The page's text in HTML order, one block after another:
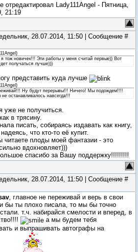
отредактировал Lady111Angel - Пятница,
21:19
28.07.2014, 11:50 | Сообщение #
)
тож новичек!!! Эти работы у меня считай первые)) Вот
получаться лучше)))
представить куда лучше
)
Ну будут перерывы!!! Ничего! Мы подождем!!!!
не останавливалось навсегда!!!
уже не получиться.
в трясину.
писать, собираясь издавать как книгу,
что кто-то её купит.
читаете плоды моей фантазии - это
вдохновляет)))
спасибо за Вашу поддержку!!!!!!!!!
28.07.2014, 11:50 | Сообщение #
, главное не переживай и верь в свои
бы ты плохо писала, то мы бы точно
т.ч. набирайся смелости и вперед, в
а мы будем тебя
и выпрашивать автографы на